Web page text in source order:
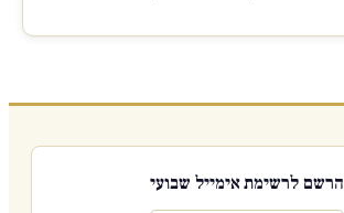
הרשם לרשימת אימייל שבועי